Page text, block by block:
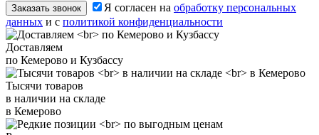
Заказать звонок Я согласен на обработку персональных
данных и с политикой конфиденциальности
Доставляем
по Кемерово и Кузбассу
Тысячи товаров
в наличии на складе
в Кемерово